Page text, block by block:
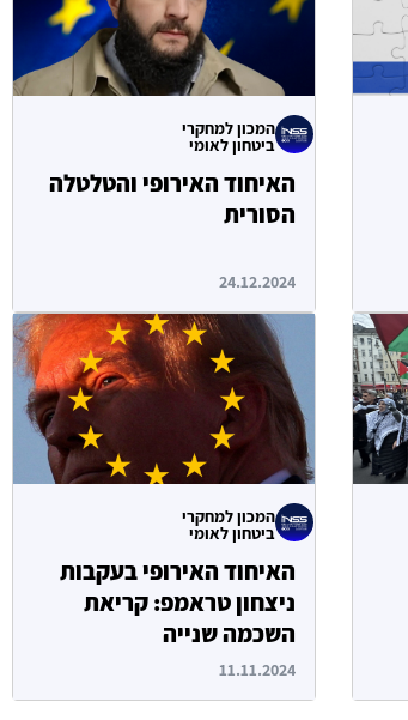
המכון למחקרי
ביטחון לאומי
האיחוד האירופי והטלטלה
הסורית
24.12.2024
המכון למחקרי
ביטחון לאומי
האיחוד האירופי בעקבות
ניצחון טראמפ: קריאת
השכמה שנייה
11.11.2024